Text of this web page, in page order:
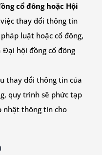
cổ đông hoặc Hội
việc thay đổi thông tin
luật hoặc cổ đông,
Đại hội đồng cổ đông
thay đổi thông tin của
quy trình sẽ phức tạp
nhật thông tin cho